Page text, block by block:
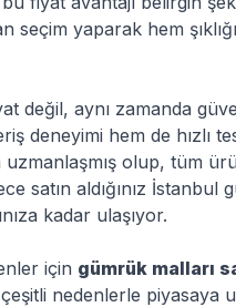
seçim yaparak hem
değil, aynı zamanda
deneyimi hem de hızlı
olup, tüm
satın aldığınız İstanbul
kadar ulaşıyor.
için gümrük malları
çeşitli nedenlerle